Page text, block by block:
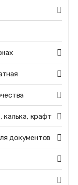
калька, крафт
документов